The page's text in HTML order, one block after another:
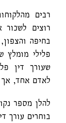
רבים
רוצים לשכור
בחיפה
פלילי מומלץ
שעורך דין
לאדם אחד,
להלן מספר
בוחרים עורך